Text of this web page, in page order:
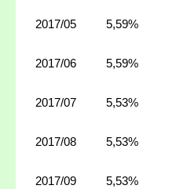
2017/05 5,59%
2017/06 5,59%
2017/07 5,53%
2017/08 5,53%
2017/09 5,53%